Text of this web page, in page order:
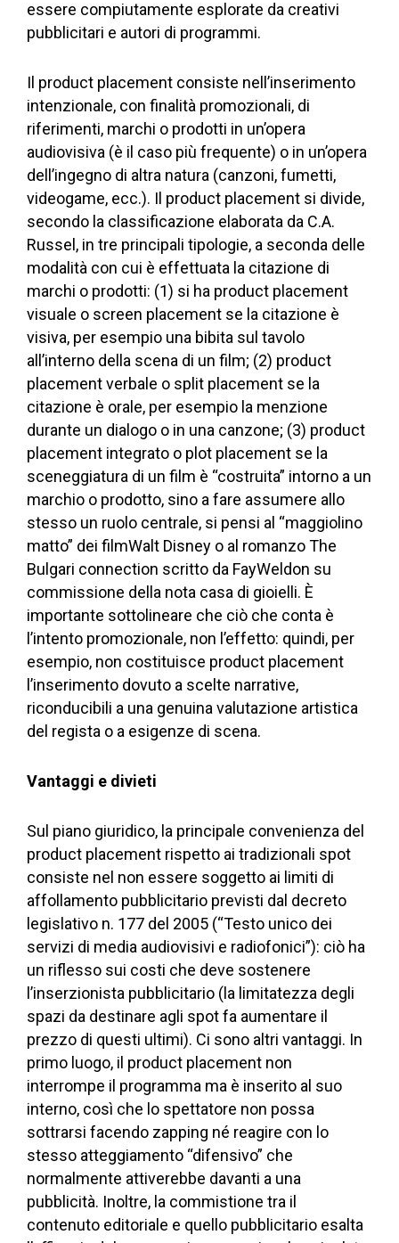
essere compiutamente esplorate da creativi
pubblicitari e autori di programmi.
Il product placement consiste nell’inserimento
intenzionale, con finalità promozionali, di
riferimenti, marchi o prodotti in un’opera
audiovisiva (è il caso più frequente) o in un’opera
dell’ingegno di altra natura (canzoni, fumetti,
videogame, ecc.). Il product placement si divide,
secondo la classificazione elaborata da C.A.
Russel, in tre principali tipologie, a seconda delle
modalità con cui è effettuata la citazione di
marchi o prodotti: (1) si ha product placement
visuale o screen placement se la citazione è
visiva, per esempio una bibita sul tavolo
all’interno della scena di un film; (2) product
placement verbale o split placement se la
citazione è orale, per esempio la menzione
durante un dialogo o in una canzone; (3) product
placement integrato o plot placement se la
sceneggiatura di un film è “costruita” intorno a un
marchio o prodotto, sino a fare assumere allo
stesso un ruolo centrale, si pensi al “maggiolino
matto” dei filmWalt Disney o al romanzo The
Bulgari connection scritto da FayWeldon su
commissione della nota casa di gioielli. È
importante sottolineare che ciò che conta è
l’intento promozionale, non l’effetto: quindi, per
esempio, non costituisce product placement
l’inserimento dovuto a scelte narrative,
riconducibili a una genuina valutazione artistica
del regista o a esigenze di scena.
Vantaggi e divieti
Sul piano giuridico, la principale convenienza del
product placement rispetto ai tradizionali spot
consiste nel non essere soggetto ai limiti di
affollamento pubblicitario previsti dal decreto
legislativo n. 177 del 2005 (“Testo unico dei
servizi di media audiovisivi e radiofonici”): ciò ha
un riflesso sui costi che deve sostenere
l’inserzionista pubblicitario (la limitatezza degli
spazi da destinare agli spot fa aumentare il
prezzo di questi ultimi). Ci sono altri vantaggi. In
primo luogo, il product placement non
interrompe il programma ma è inserito al suo
interno, così che lo spettatore non possa
sottrarsi facendo zapping né reagire con lo
stesso atteggiamento “difensivo” che
normalmente attiverebbe davanti a una
pubblicità. Inoltre, la commistione tra il
contenuto editoriale e quello pubblicitario esalta